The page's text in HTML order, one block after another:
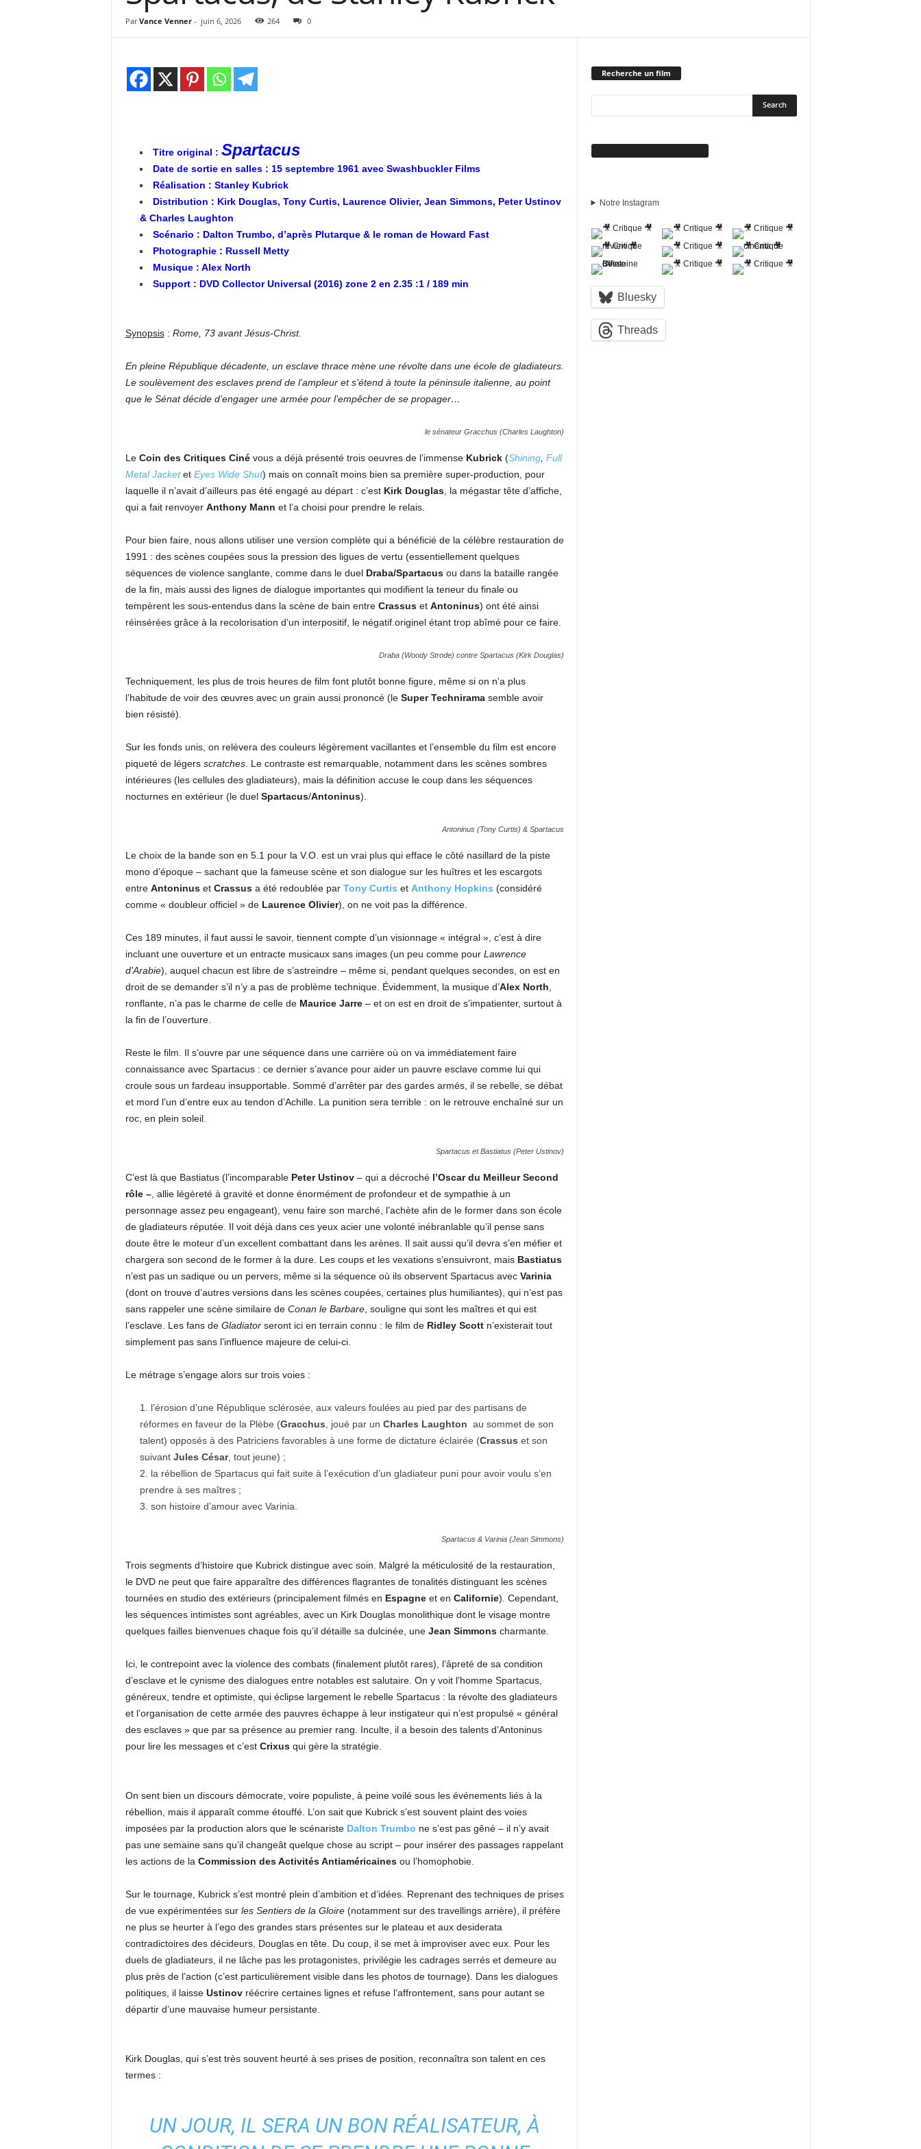
Par Vance Venner- juin 6, 2026 264 0
Titre original : Spartacus
Date de sortie en salles : 15 septembre 1961 avec Swashbuckler Films
Réalisation : Stanley Kubrick
Distribution : Kirk Douglas, Tony Curtis, Laurence Olivier, Jean Simmons, Peter Ustinov
& Charles Laughton
Scénario : Dalton Trumbo, d’après Plutarque & le roman de Howard Fast
Photographie : Russell Metty
Musique : Alex North
Support : DVD Collector Universal (2016) zone 2 en 2.35 :1 / 189 min
Synopsis: Rome, 73 avant Jésus-Christ.
En pleine République décadente, un esclave thrace mène une révolte dans une école de gladiateurs.
Le soulèvement des esclaves prend de l’ampleur et s’étend à toute la péninsule italienne, au point
que le Sénat décide d’engager une armée pour l’empêcher de se propager…
le sénateur Gracchus (Charles Laughton)
Le Coin des Critiques Cinévous a déjà présenté trois oeuvres de l’immense Kubrick (Shining, Full
Metal Jacket et Eyes Wide Shut) mais on connaît moins bien sa première super-production, pour
laquelle il n’avait d’ailleurs pas été engagé au départ : c’est Kirk Douglas, la mégastar tête d’affiche,
qui a fait renvoyer Anthony Mann et l’a choisi pour prendre le relais.
Pour bien faire, nous allons utiliser une version complète qui a bénéficié de la célèbre restauration de
1991 : des scènes coupées sous la pression des ligues de vertu (essentiellement quelques
séquences de violence sanglante, comme dans le duel Draba/Spartacusou dans la bataille rangée
de la fin, mais aussi des lignes de dialogue importantes qui modifient la teneur du finale ou
tempèrent les sous-entendus dans la scène de bain entre Crassuset Antoninus) ont été ainsi
réinsérées grâce à la recolorisation d’un interpositif, le négatif originel étant trop abîmé pour ce faire.
Draba (Woody Strode) contre Spartacus (Kirk Douglas)
Techniquement, les plus de trois heures de film font plutôt bonne figure, même si on n’a plus
l’habitude de voir des œuvres avec un grain aussi prononcé (le Super Techniramasemble avoir
bien résisté).
Sur les fonds unis, on relèvera des couleurs légèrement vacillantes et l’ensemble du film est encore
piqueté de légers scratches. Le contraste est remarquable, notamment dans les scènes sombres
intérieures (les cellules des gladiateurs), mais la définition accuse le coup dans les séquences
nocturnes en extérieur (le duelSpartacus/Antoninus).
Antoninus (Tony Curtis) & Spartacus
Le choix de la bande son en 5.1 pour la V.O. est un vrai plus qui efface le côté nasillard de la piste
mono d’époque – sachant que la fameuse scène et son dialogue sur les huîtres et les escargots
entre Antoninuset Crassusa été redoublée par Tony Curtis et Anthony Hopkins (considéré
comme « doubleur officiel » de Laurence Olivier), on ne voit pas la différence.
Ces 189 minutes, il faut aussi le savoir, tiennent compte d’un visionnage « intégral », c’est à dire
incluant une ouverture et un entracte musicaux sans images (un peu comme pour Lawrence
d’Arabie), auquel chacun est libre de s’astreindre – même si, pendant quelques secondes, on est en
droit de se demander s’il n’y a pas de problème technique. Évidemment, la musique d’Alex North
ronflante, n’a pas le charme de celle de Maurice Jarre– et on est en droit de s’impatienter, surtout à
la fin de l’ouverture.
Reste le film. Il s’ouvre par une séquence dans une carrière où on va immédiatement faire
connaissance avec Spartacus : ce dernier s’avance pour aider un pauvre esclave comme lui qui
croule sous un fardeau insupportable. Sommé d’arrêter par des gardes armés, il se rebelle, se débat
et mord l’un d’entre eux au tendon d’Achille. La punition sera terrible : on le retrouve enchaîné sur un
roc, en plein soleil.
Spartacus et Bastiatus (Peter Ustinov)
C’est là que Bastiatus (l’incomparable Peter Ustinov – qui a décroché l’Oscar du Meilleur Second
rôle –, allie légèreté à gravité et donne énormément de profondeur et de sympathie à un
personnage assez peu engageant), venu faire son marché, l’achète afin de le former dans son école
de gladiateurs réputée. Il voit déjà dans ces yeux acier une volonté inébranlable qu’il pense sans
doute être le moteur d’un excellent combattant dans les arènes. Il sait aussi qu’il devra s’en méfier et
chargera son second de le former à la dure. Les coups et les vexations s’ensuivront, mais Bastiatus
n’est pas un sadique ou un pervers, même si la séquence où ils observent Spartacus avec Varinia
(dont on trouve d’autres versions dans les scènes coupées, certaines plus humiliantes), qui n’est pas
sans rappeler une scène similaire de Conan le Barbare, souligne qui sont les maîtres et qui est
l’esclave. Les fans de Gladiator seront ici en terrain connu : le film de Ridley Scottn’existerait tout
simplement pas sans l’influence majeure de celui-ci.
Le métrage s’engage alors sur trois voies :
l’érosion d’une République sclérosée, aux valeurs foulées au pied par des partisans de
réformes en faveur de la Plèbe (Gracchus , joué par un Charles Laughton au sommet de son
talent) opposés à des Patriciens favorables à une forme de dictature éclairée (Crassus et son
suivant Jules César, tout jeune) ;
la rébellion de Spartacus qui fait suite à l’exécution d’un gladiateur puni pour avoir voulu s’en
prendre à ses maîtres ;
son histoire d’amour avec Varinia.
Spartacus & Varinia (Jean Simmons)
Trois segments d’histoire que Kubrick distingue avec soin. Malgré la méticulosité de la restauration,
le DVD ne peut que faire apparaître des différences flagrantes de tonalités distinguant les scènes
tournées en studio des extérieurs (principalement filmés en Espagneet en Californie). Cependant,
les séquences intimistes sont agréables, avec un Kirk Douglas monolithique dont le visage montre
quelques failles bienvenues chaque fois qu’il détaille sa dulcinée, une Jean Simmonscharmante.
Ici, le contrepoint avec la violence des combats (finalement plutôt rares), l’âpreté de sa condition
d’esclave et le cynisme des dialogues entre notables est salutaire. On y voit l’homme Spartacus,
généreux, tendre et optimiste, qui éclipse largement le rebelle Spartacus : la révolte des gladiateurs
et l’organisation de cette armée des pauvres échappe à leur instigateur qui n’est propulsé « général
des esclaves » que par sa présence au premier rang. Inculte, il a besoin des talents d’Antoninus
pour lire les messages et c’est Crixusqui gère la stratégie.
On sent bien un discours démocrate, voire populiste, à peine voilé sous les événements liés à la
rébellion, mais il apparaît comme étouffé. L’on sait que Kubrick s’est souvent plaint des voies
imposées par la production alors que le scénariste Dalton Trumbo ne s’est pas gêné – il n’y avait
pas une semaine sans qu’il changeât quelque chose au script – pour insérer des passages rappelant
les actions de la Commission des Activités Antiaméricainesou l’homophobie.
Sur le tournage, Kubrick s’est montré plein d’ambition et d’idées. Reprenant des techniques de prises
de vue expérimentées sur les Sentiers de la Gloire(notamment sur des travellings arrière), il préfère
ne plus se heurter à l’ego des grandes stars présentes sur le plateau et aux desiderata
contradictoires des décideurs, Douglas en tête. Du coup, il se met à improviser avec eux. Pour les
duels de gladiateurs, il ne lâche pas les protagonistes, privilégie les cadrages serrés et demeure au
plus près de l’action (c’est particulièrement visible dans les photos de tournage). Dans les dialogues
politiques, il laisse Ustinovréécrire certaines lignes et refuse l’affrontement, sans pour autant se
départir d’une mauvaise humeur persistante.
Kirk Douglas, qui s’est très souvent heurté à ses prises de position, reconnaîtra son talent en ces
termes :
UN JOUR, IL SERA UN BON RÉALISATEUR, À
Recherche un film
Notre Instagram
Bluesky
Threads